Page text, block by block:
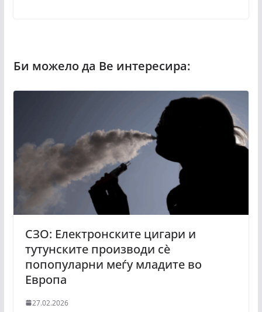
СЗО: Електронските цигари и
тутунските производи сè
попопуларни меѓу младите во
Европа
27.02.2026